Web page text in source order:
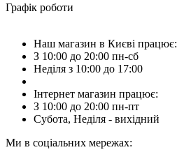
Графік роботи
Наш магазин в Києві працює:
З 10:00 до 20:00 пн-сб
Неділя з 10:00 до 17:00
Інтернет магазин працює:
З 10:00 до 20:00 пн-пт
Субота, Неділя - вихідний
Ми в соціальних мережах: